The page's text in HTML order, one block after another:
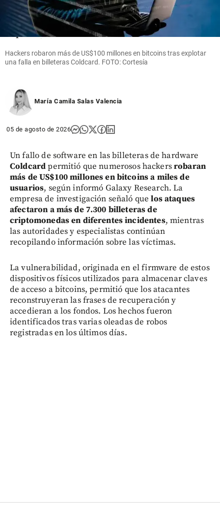
más de 300
niños por
ébola en
República
del Congo
Hackers robaron más de US$100 millones en bitcoins tras explotar
una falla en billeteras Coldcard. FOTO: Cortesía
María Camila Salas Valencia
05 de agosto de 2026
Un fallo de software en las billeteras de hardware
Coldcardpermitió que numerosos hackersrobaran
más de US$100 millones en bitcoins a miles de
usuarios, según informó Galaxy Research. La
empresa de investigación señaló que los ataques
afectaron a más de 7.300 billeteras de
criptomonedas en diferentes incidentes, mientras
las autoridades y especialistas continúan
recopilando información sobre las víctimas.
La vulnerabilidad, originada en el firmware de estos
dispositivos físicos utilizados para almacenar claves
de acceso a bitcoins, permitió que los atacantes
reconstruyeran las frases de recuperación y
accedieran a los fondos. Los hechos fueron
identificados tras varias oleadas de robos
registradas en los últimos días.